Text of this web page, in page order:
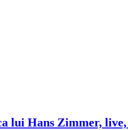
lui Hans Zimmer,